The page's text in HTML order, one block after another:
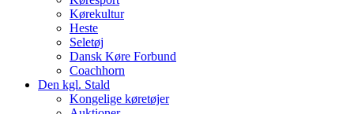
Kørekultur
Heste
Seletøj
Dansk Køre Forbund
Coachhorn
Den kgl. Stald
Kongelige køretøjer